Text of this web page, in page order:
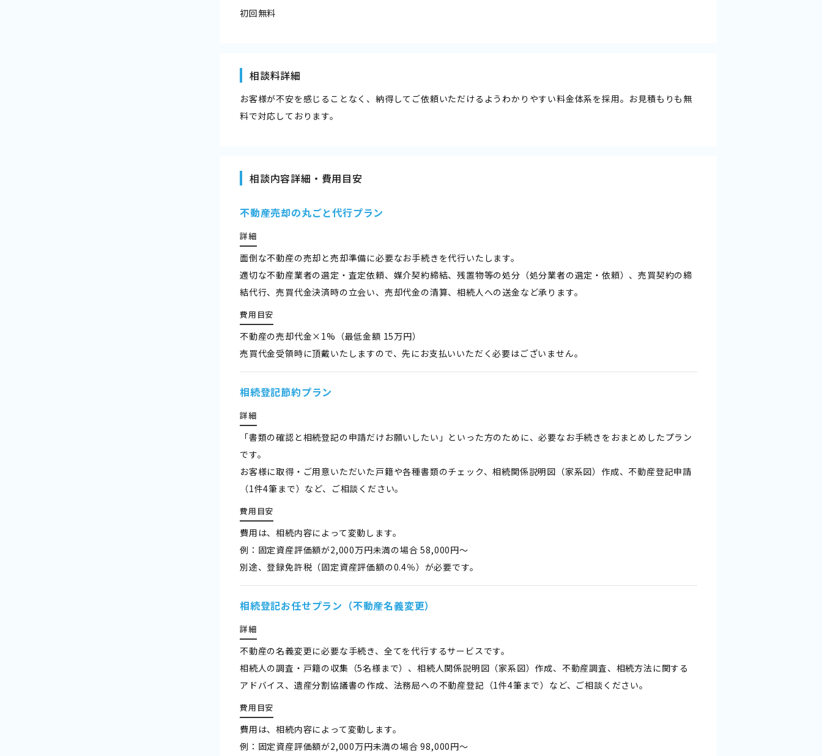
初回無料
相談料詳細
お客様が不安を感じることなく、納得してご依頼いただけるようわかりやすい料金体系を採用。お見積もりも無
料で対応しております。
相談内容詳細・費用目安
不動産売却の丸ごと代行プラン
詳細
面倒な不動産の売却と売却準備に必要なお手続きを代行いたします。
適切な不動産業者の選定・査定依頼、媒介契約締結、残置物等の処分（処分業者の選定・依頼）、売買契約の締
結代行、売買代金決済時の立会い、売却代金の清算、相続人への送金など承ります。
費用目安
不動産の売却代金×1%（最低金額 15万円）
売買代金受領時に頂戴いたしますので、先にお支払いいただく必要はございません。
相続登記節約プラン
詳細
「書類の確認と相続登記の申請だけお願いしたい」といった方のために、必要なお手続きをおまとめしたプラン
です。
お客様に取得・ご用意いただいた戸籍や各種書類のチェック、相続関係説明図（家系図）作成、不動産登記申請
（1件4筆まで）など、ご相談ください。
費用目安
費用は、相続内容によって変動します。
例：固定資産評価額が2,000万円未満の場合 58,000円〜
別途、登録免許税（固定資産評価額の0.4％）が必要です。
相続登記お任せプラン（不動産名義変更）
詳細
不動産の名義変更に必要な手続き、全てを代行するサービスです。
相続人の調査・戸籍の収集（5名様まで）、相続人関係説明図（家系図）作成、不動産調査、相続方法に関する
アドバイス、遺産分割協議書の作成、法務局への不動産登記（1件4筆まで）など、ご相談ください。
費用目安
費用は、相続内容によって変動します。
例：固定資産評価額が2,000万円未満の場合 98,000円〜